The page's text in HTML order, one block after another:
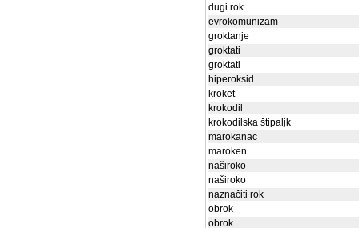
dugi rok
evrokomunizam
groktanje
groktati
groktati
hiperoksid
kroket
krokodil
krokodilska štipaljk
marokanac
maroken
naširoko
naširoko
naznačiti rok
obrok
obrok